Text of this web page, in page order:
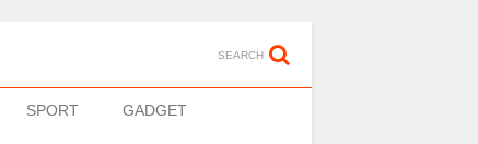
SEARCH
SPORT GADGET